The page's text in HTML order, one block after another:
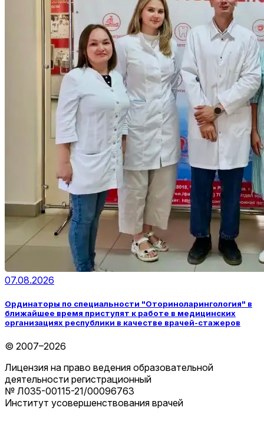
07.08.2026
Ординаторы по специальности "Оториноларингология" в
ближайшее время приступят к работе в медицинских
организациях республики в качестве врачей-стажеров
© 2007–2026
Лицензия на право ведения образовательной
деятельности регистрационный
№ Л035-00115-21/00096763
Институт усовершенствования врачей